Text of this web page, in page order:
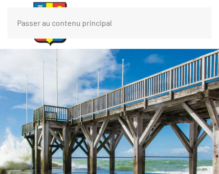
Passer au contenu principal